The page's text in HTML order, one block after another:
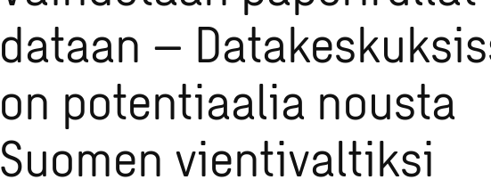
dataan –
on potentiaalia nousta
Suomen vientivaltiksi